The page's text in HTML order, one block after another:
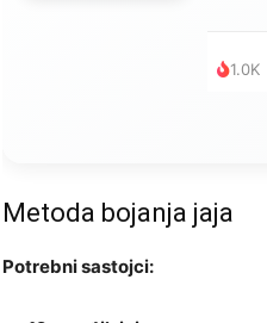
1.0K
Metoda bojanja jaja
Potrebni sastojci: